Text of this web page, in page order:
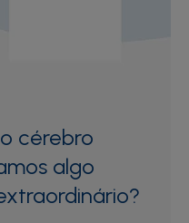
cérebro
algo